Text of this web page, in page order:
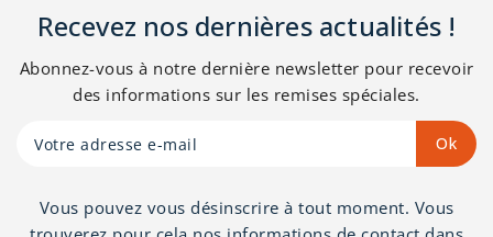
robuste et ferme. Face
hiver laine.
ressorts ensachés avec
une face de couchage
permanent garnie de
feutre thermolié d'une
mousse de confort et
de ouate
D'une épaisseur de 24
Recevez nos dernières actualités !
Abonnez-vous à notre dernière newsletter pour recevoir
des informations sur les remises spéciales.
Vous pouvez vous désinscrire à tout moment. Vous